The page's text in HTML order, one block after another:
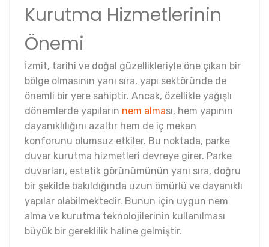
Kurutma Hizmetlerinin
Önemi
İzmit, tarihi ve doğal güzellikleriyle öne çıkan bir
bölge olmasının yanı sıra, yapı sektöründe de
önemli bir yere sahiptir. Ancak, özellikle yağışlı
dönemlerde yapıların nem alması, hem yapının
dayanıklılığını azaltır hem de iç mekan
konforunu olumsuz etkiler. Bu noktada, parke
duvar kurutma hizmetleri devreye girer. Parke
duvarları, estetik görünümünün yanı sıra, doğru
bir şekilde bakıldığında uzun ömürlü ve dayanıklı
yapılar olabilmektedir. Bunun için uygun nem
alma ve kurutma teknolojilerinin kullanılması
büyük bir gereklilik haline gelmiştir.